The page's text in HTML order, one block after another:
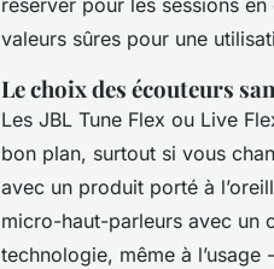
réserver pour les sessions
valeurs sûres pour une
Le choix des écouteurs
Les JBL Tune Flex ou Live
bon plan, surtout si vous
avec un produit porté à
micro-haut-parleurs avec un
technologie, même à